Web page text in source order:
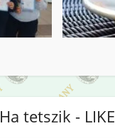
Ha tetszik - LIKE